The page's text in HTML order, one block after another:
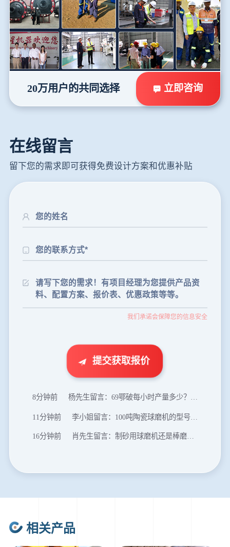
20万用户的共同选择 立即咨询
在线留言
留下您的需求即可获得免费设计方案和优惠补贴
我们承诺会保障您的信息安全
提交获取报价
24分钟前 朱先生留言：制砂机3000吨一套多少钱？
35分钟前 张先生留言：碎石机有几种型号？碎石机械设备一套价格？
武先生留言：年产100万吨机制砂，用什么设备？
王先生留言：建一条石料破碎生产线，规模300吨/小时，提供设备选型和报价。
陈先生留言：每小时100吨建筑垃圾粉碎机？推荐用什么型号？
8分钟前 杨先生留言：69鄂破每小时产量多少？参数和工作视频。
11分钟前 李小姐留言：100吨陶瓷球磨机的型号和参数？
16分钟前 肖先生留言：制砂用球磨机还是棒磨机？每小时100吨价格。
24分钟前 朱先生留言：制砂机3000吨一套多少钱？
1分钟前 谢先生留言：球磨机多少钱一台？提供型号和参数。
相关产品